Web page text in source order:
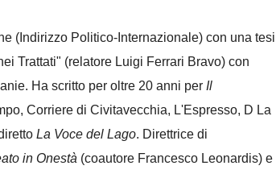
(Indirizzo Politico-Internazionale) con una tesi
Trattati" (relatore Luigi Ferrari Bravo) con
Ha scritto per oltre 20 anni per Il
Corriere di Civitavecchia, L'Espresso, D La
La Voce del Lago. Direttrice di
in Onestà (coautore Francesco Leonardis) e